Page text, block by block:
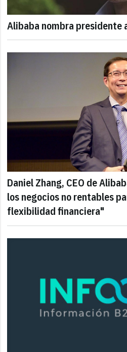
Alibaba nombra presidente
Daniel Zhang, CEO de
los negocios no rentables
flexibilidad financiera"